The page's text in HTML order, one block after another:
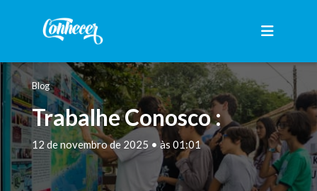
Blog
Trabalhe Conosco :
12 de novembro de 2025 • às 01:01